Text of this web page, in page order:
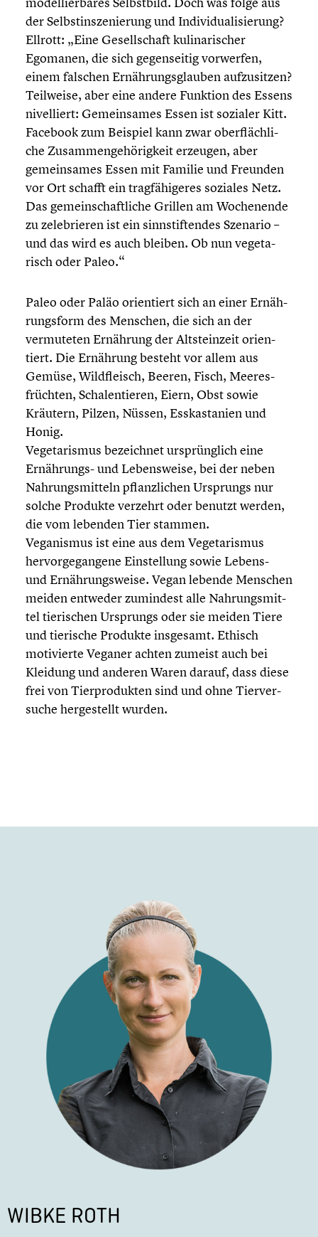
der Selbst­in­sze­nie­rung und Indivi­dua­li­sie­rung?
Ellrott: „Eine Gesell­schaft kulina­ri­scher
Egomanen, die sich gegen­sei­tig vorwerfen,
einem falschen Ernäh­rungs­glau­ben aufzu­sit­zen?
Teilweise, aber eine andere Funktion des Essens
nivel­liert: Gemein­sa­mes Essen ist sozialer Kitt.
Facebook zum Beispiel kann zwar oberfläch­li­
che Zusam­men­ge­hö­rig­keit erzeugen, aber
gemein­sa­mes Essen mit Familie und Freunden
vor Ort schafft ein tragfä­hi­ge­res soziales Netz.
Das gemein­schaft­li­che Grillen am Wochen­ende
zu zelebrie­ren ist ein sinnstif­ten­des Szenario –
und das wird es auch bleiben. Ob nun vegeta­
risch oder Paleo.“
Paleo oder Paläo orien­tiert sich an einer Ernäh­
rungs­form des Menschen, die sich an der
vermu­te­ten Ernährung der Altstein­zeit orien­
tiert. Die Ernährung besteht vor allem aus
Gemüse, Wildfleisch, Beeren, Fisch, Meeres­
früch­ten, Schalen­tie­ren, Eiern, Obst sowie
Kräutern, Pilzen, Nüssen, Esskas­ta­nien und
Honig.
Vegeta­ris­mus bezeich­net ursprüng­lich eine
Ernährungs- und Lebens­weise, bei der neben
Nahrungs­mit­teln pflanz­li­chen Ursprungs nur
solche Produkte verzehrt oder benutzt werden,
die vom lebenden Tier stammen.
Veganis­mus ist eine aus dem Vegeta­ris­mus
hervor­ge­gan­gene Einstel­lung sowie Lebens-
und Ernäh­rungs­weise. Vegan lebende Menschen
meiden entweder zumindest alle Nahrungs­mit­
tel tieri­schen Ursprungs oder sie meiden Tiere
und tierische Produkte insgesamt. Ethisch
motivierte Veganer achten zumeist auch bei
Kleidung und anderen Waren darauf, dass diese
frei von Tierpro­duk­ten sind und ohne Tierver­
su­che herge­stellt wurden.
WIBKE ROTH